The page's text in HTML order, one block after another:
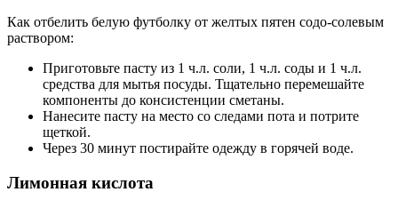
Как отбелить белую футболку от желтых пятен содо-солевым
раствором:
Приготовьте пасту из 1 ч.л. соли, 1 ч.л. соды и 1 ч.л.
средства для мытья посуды. Тщательно перемешайте
компоненты до консистенции сметаны.
Нанесите пасту на место со следами пота и потрите
щеткой.
Через 30 минут постирайте одежду в горячей воде.
Лимонная кислота